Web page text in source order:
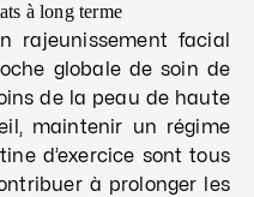
à long terme
rajeunissement facial
globale de soin de
de la peau de haute
maintenir un régime
d’exercice sont tous
à prolonger les